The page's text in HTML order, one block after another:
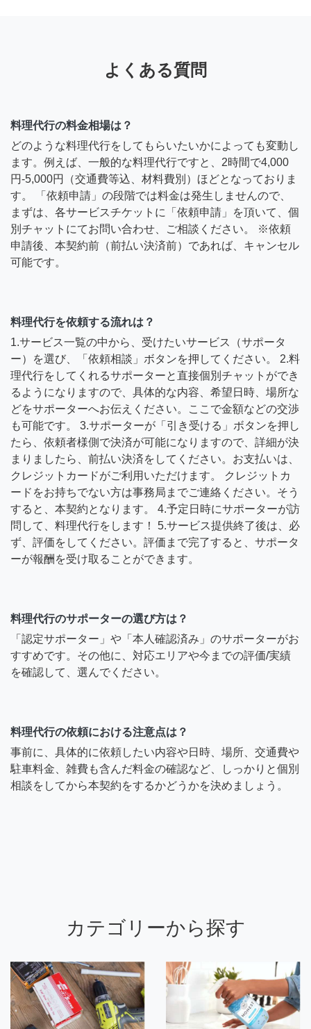
よくある質問
料理代行の料金相場は？
どのような料理代行をしてもらいたいかによっても変動し
ます。例えば、一般的な料理代行ですと、2時間で4,000
円-5,000円（交通費等込、材料費別）ほどとなっておりま
す。 「依頼申請」の段階では料金は発生しませんので、
まずは、各サービスチケットに「依頼申請」を頂いて、個
別チャットにてお問い合わせ、ご相談ください。 ※依頼
申請後、本契約前（前払い決済前）であれば、キャンセル
可能です。
料理代行を依頼する流れは？
1.サービス一覧の中から、受けたいサービス（サポータ
ー）を選び、「依頼相談」ボタンを押してください。 2.料
理代行をしてくれるサポーターと直接個別チャットができ
るようになりますので、具体的な内容、希望日時、場所な
どをサポーターへお伝えください。ここで金額などの交渉
も可能です。 3.サポーターが「引き受ける」ボタンを押し
たら、依頼者様側で決済が可能になりますので、詳細が決
まりましたら、前払い決済をしてください。お支払いは、
クレジットカードがご利用いただけます。 クレジットカ
ードをお持ちでない方は事務局までご連絡ください。そう
すると、本契約となります。 4.予定日時にサポーターが訪
問して、料理代行をします！ 5.サービス提供終了後は、必
ず、評価をしてください。評価まで完了すると、サポータ
ーが報酬を受け取ることができます。
料理代行のサポーターの選び方は？
「認定サポーター」や「本人確認済み」のサポーターがお
すすめです。その他に、対応エリアや今までの評価/実績
を確認して、選んでください。
料理代行の依頼における注意点は？
事前に、具体的に依頼したい内容や日時、場所、交通費や
駐車料金、雑費も含んだ料金の確認など、しっかりと個別
相談をしてから本契約をするかどうかを決めましょう。
カテゴリーから探す